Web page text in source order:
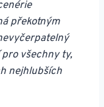
překotným
všechny ty,
nejhlubších